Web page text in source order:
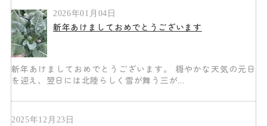
2026年01月04日
新年あけましておめでとうございます
新年あけましておめでとうございます。 穏やかな天気の元日
を迎え、翌日には北陸らしく雪が舞う三が...
2025年12月23日